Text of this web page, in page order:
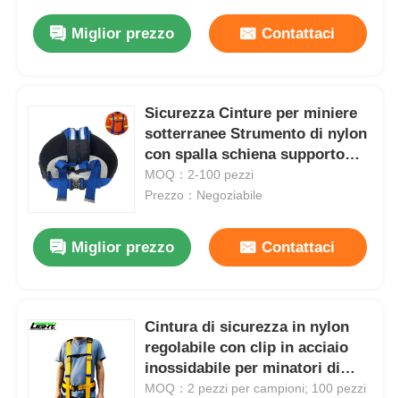
Casa
Mostra VR
Miglior prezzo Contattaci
Sicurezza Cinture per miniere
sotterranee Strumento di nylon
con spalla schiena supporto
vita
MOQ：2-100 pezzi
Prezzo：Negoziabile
Miglior prezzo Contattaci
Cintura di sicurezza in nylon
regolabile con clip in acciaio
inossidabile per minatori di
carbone sotterranei e attrezzi
MOQ：2 pezzi per campioni; 100 pezzi